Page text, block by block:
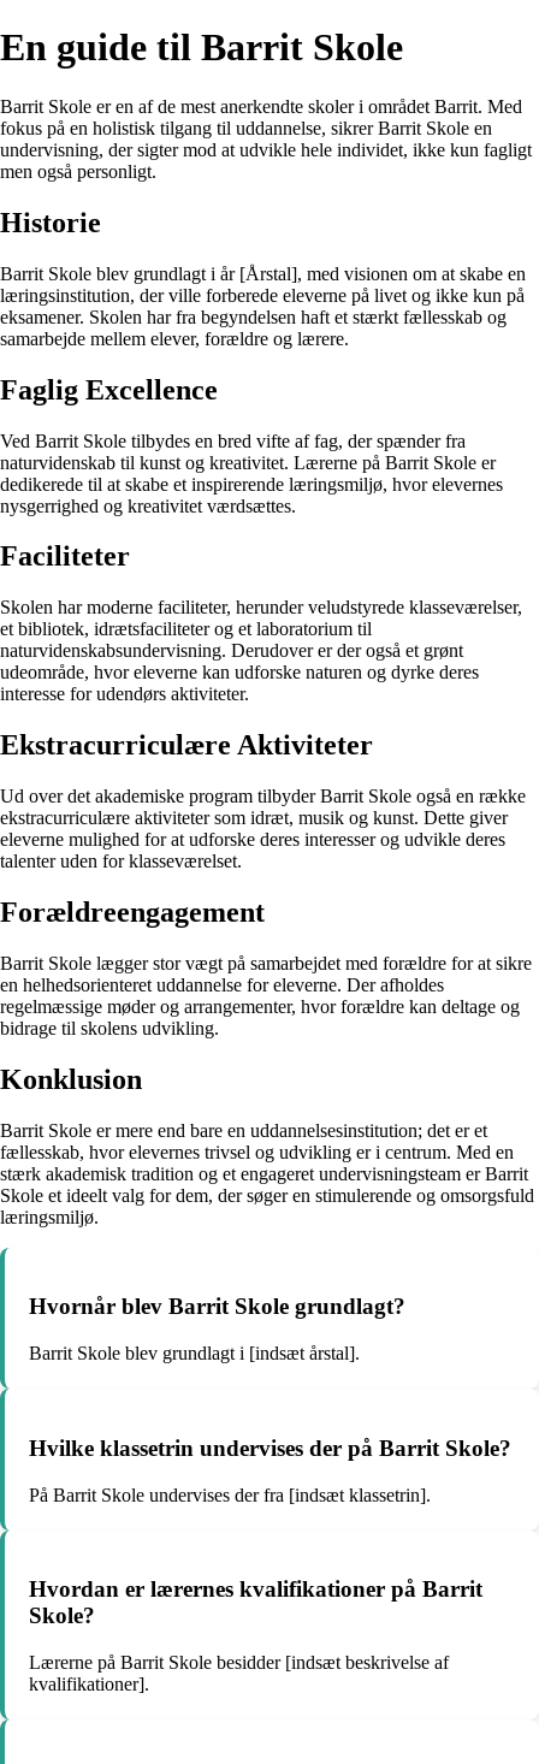
En guide til Barrit Skole
Barrit Skole er en af de mest anerkendte skoler i området Barrit. Med
fokus på en holistisk tilgang til uddannelse, sikrer Barrit Skole en
undervisning, der sigter mod at udvikle hele individet, ikke kun fagligt
men også personligt.
Historie
Barrit Skole blev grundlagt i år [Årstal], med visionen om at skabe en
læringsinstitution, der ville forberede eleverne på livet og ikke kun på
eksamener. Skolen har fra begyndelsen haft et stærkt fællesskab og
samarbejde mellem elever, forældre og lærere.
Faglig Excellence
Ved Barrit Skole tilbydes en bred vifte af fag, der spænder fra
naturvidenskab til kunst og kreativitet. Lærerne på Barrit Skole er
dedikerede til at skabe et inspirerende læringsmiljø, hvor elevernes
nysgerrighed og kreativitet værdsættes.
Faciliteter
Skolen har moderne faciliteter, herunder veludstyrede klasseværelser,
et bibliotek, idrætsfaciliteter og et laboratorium til
naturvidenskabsundervisning. Derudover er der også et grønt
udeområde, hvor eleverne kan udforske naturen og dyrke deres
interesse for udendørs aktiviteter.
Ekstracurriculære Aktiviteter
Ud over det akademiske program tilbyder Barrit Skole også en række
ekstracurriculære aktiviteter som idræt, musik og kunst. Dette giver
eleverne mulighed for at udforske deres interesser og udvikle deres
talenter uden for klasseværelset.
Forældreengagement
Barrit Skole lægger stor vægt på samarbejdet med forældre for at sikre
en helhedsorienteret uddannelse for eleverne. Der afholdes
regelmæssige møder og arrangementer, hvor forældre kan deltage og
bidrage til skolens udvikling.
Konklusion
Barrit Skole er mere end bare en uddannelsesinstitution; det er et
fællesskab, hvor elevernes trivsel og udvikling er i centrum. Med en
stærk akademisk tradition og et engageret undervisningsteam er Barrit
Skole et ideelt valg for dem, der søger en stimulerende og omsorgsfuld
læringsmiljø.
Hvornår blev Barrit Skole grundlagt?
Barrit Skole blev grundlagt i [indsæt årstal].
Hvilke klassetrin undervises der på Barrit Skole?
På Barrit Skole undervises der fra [indsæt klassetrin].
Hvordan er lærernes kvalifikationer på Barrit
Skole?
Lærerne på Barrit Skole besidder [indsæt beskrivelse af
kvalifikationer].